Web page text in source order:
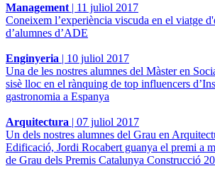
Management | 11 juliol 2017
Coneixem l’experiència viscuda en el viatge
d’alumnes d’ADE
Enginyeria | 10 juliol 2017
Una de les nostres alumnes del Màster en
sisè lloc en el rànquing de top influencers
gastronomia a Espanya
Arquitectura | 07 juliol 2017
Un dels nostres alumnes del Grau en
Edificació, Jordi Rocabert guanya el premi a
de Grau dels Premis Catalunya Construcció